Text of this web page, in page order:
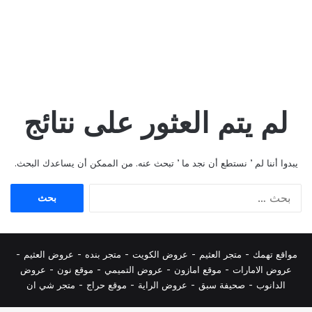
لم يتم العثور على نتائج
يبدوا أننا لم ’ نستطع أن نجد ما ’ تبحث عنه. من الممكن أن يساعدك البحث.
مواقع تهمك - متجر العثيم - عروض الكويت - متجر بنده - عروض العثيم -
عروض الامارات - موقع امازون - عروض التميمي - موقع نون - عروض
الدانوب - صحيفة سبق - عروض الراية - موقع حراج - متجر شي ان